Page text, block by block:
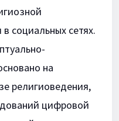
социальных сетях.
на
религиоведения,
цифровой